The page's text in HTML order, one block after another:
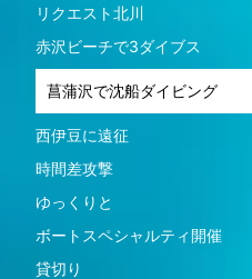
リクエスト北川
赤沢ビーチで3ダイブス
菖蒲沢で沈船ダイビング
西伊豆に遠征
時間差攻撃
ゆっくりと
ボートスペシャルティ開催
貸切り